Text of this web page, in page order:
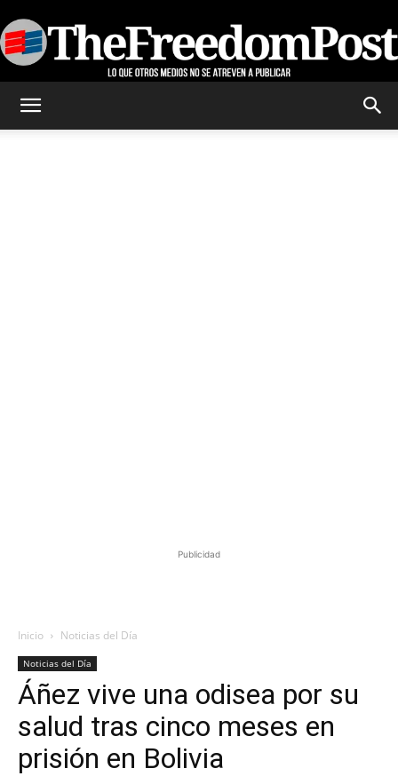
Publicidad
Inicio Noticias del Día
Noticias del Día
Áñez vive una odisea por su
salud tras cinco meses en
prisión en Bolivia